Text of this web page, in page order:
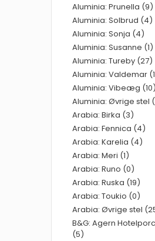
Aluminia: Prunella (9)
Aluminia: Solbrud (4)
Aluminia: Sonja (4)
Aluminia: Susanne (1)
Aluminia: Tureby (27)
Aluminia: Valdemar
Aluminia: Vibeæg (10)
Aluminia: Øvrige stel
Arabia: Birka (3)
Arabia: Fennica (4)
Arabia: Karelia (4)
Arabia: Meri (1)
Arabia: Runo (0)
Arabia: Ruska (19)
Arabia: Toukio (0)
Arabia: Øvrige stel
B&G: Agern
(5)